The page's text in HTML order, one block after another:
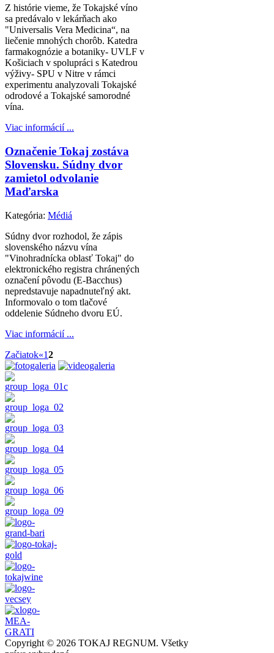
Z histórie vieme, že Tokajské víno
sa predávalo v lekárňach ako
"Universalis Vera Medicina“, na
liečenie mnohých chorôb. Katedra
farmakognózie a botaniky- UVLF v
Košiciach v spolupráci s Katedrou
výživy- SPU v Nitre v rámci
experimentu analyzovali Tokajské
odrodové a Tokajské samorodné
vína.
Viac informácií ...
Označenie Tokaj zostáva
Slovensku. Súdny dvor
zamietol odvolanie
Maďarska
Kategória: Médiá
Súdny dvor rozhodol, že zápis
slovenského názvu vína
"Vinohradnícka oblasť Tokaj" do
elektronického registra chránených
označení pôvodu (E-Bacchus)
nepredstavuje napadnuteľný akt.
Informovalo o tom tlačové
oddelenie Súdneho dvoru EÚ.
Viac informácií ...
Začiatok«12
Copyright © 2026 TOKAJ REGNUM. Všetky